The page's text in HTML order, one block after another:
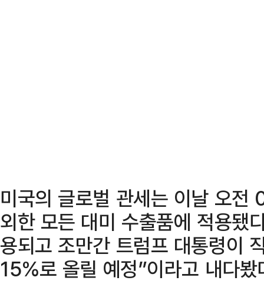
미국의 글로벌 관세는 이날 오전
외한 모든 대미 수출품에 적용됐
용되고 조만간 트럼프 대통령이
15%로 올릴 예정”이라고 내다봤